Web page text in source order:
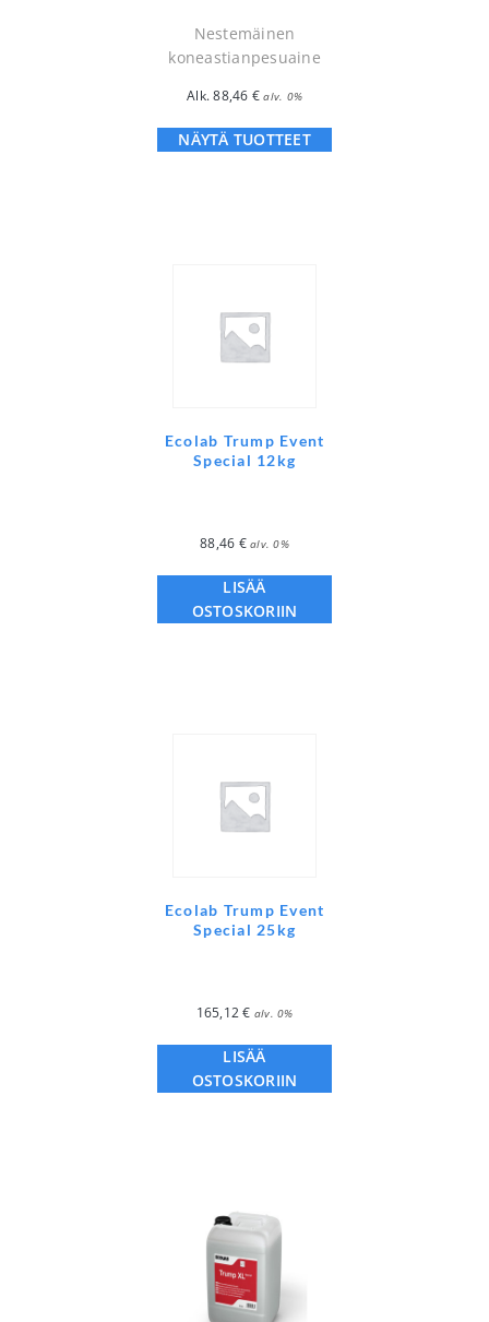
Nestemäinen
koneastianpesuaine
Alk.88,46 € alv. 0%
NÄYTÄ TUOTTEET
Ecolab Trump Event
Special 12kg
88,46 € alv. 0%
LISÄÄ
OSTOSKORIIN
Ecolab Trump Event
Special 25kg
165,12€ alv. 0%
LISÄÄ
OSTOSKORIIN